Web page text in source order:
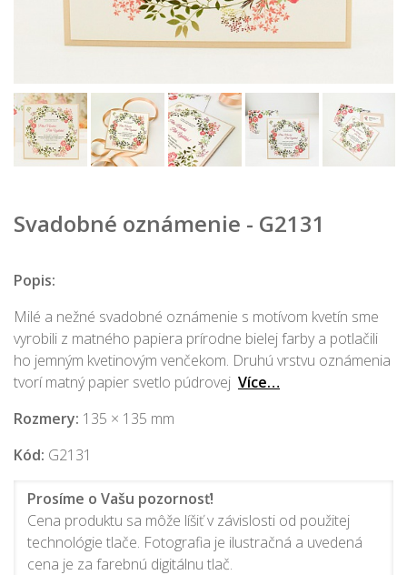
Svadobné oznámenie - G2131
Popis:
Milé a nežné svadobné oznámenie s motívom kvetín sme
vyrobili z matného papiera prírodne bielej farby a potlačili
ho jemným kvetinovým venčekom. Druhú vrstvu oznámenia
tvorí matný papier svetlo púdrovej Více…
Rozmery: 135 × 135 mm
Kód: G2131
Prosíme o Vašu pozornosť!
Cena produktu sa môže líšiť v závislosti od použitej
technológie tlače. Fotografia je ilustračná a uvedená
cena je za farebnú digitálnu tlač.